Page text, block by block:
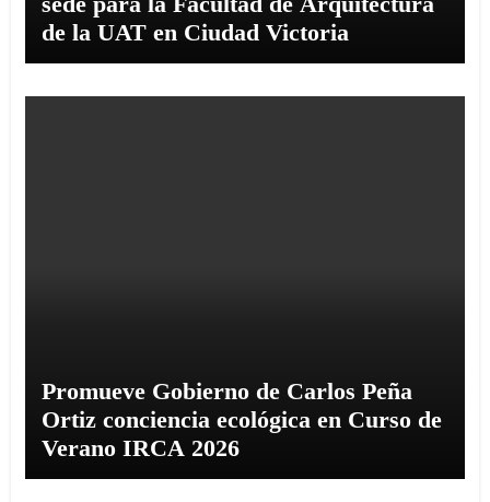
de la UAT en Ciudad Victoria
Promueve Gobierno de Carlos Peña
Ortiz conciencia ecológica en Curso de
Verano IRCA 2026